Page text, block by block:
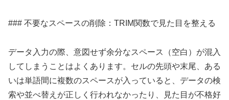
### 不要なスペースの削除：TRIM関数で見た目を整える
データ入力の際、意図せず余分なスペース（空白）が混入
してしまうことはよくあります。セルの先頭や末尾、ある
いは単語間に複数のスペースが入っていると、データの検
索や並べ替えが正しく行われなかったり、見た目が不格好